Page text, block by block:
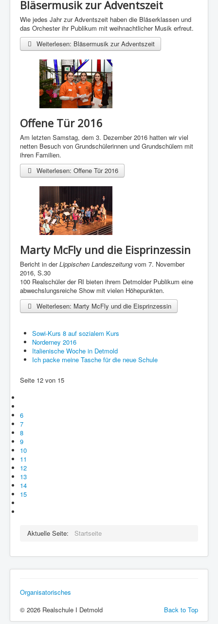
Bläsermusik zur Adventszeit
Wie jedes Jahr zur Adventszeit haben die Bläserklassen und
das Orchester ihr Publikum mit weihnachtlicher Musik erfreut.
Weiterlesen: Bläsermusik zur Adventszeit
Offene Tür 2016
Am letzten Samstag, dem 3. Dezember 2016 hatten wir viel
netten Besuch von Grundschülerinnen und Grundschülern mit
ihren Familien.
Weiterlesen: Offene Tür 2016
Marty McFly und die Eisprinzessin
Bericht in derLippischen Landeszeitung vom 7. November
2016, S.30
100 Realschüler der RI bieten ihrem Detmolder Publikum eine
abwechslungsreiche Show mit vielen Höhepunkten.
Weiterlesen: Marty McFly und die Eisprinzessin
Sowi-Kurs 8 auf sozialem Kurs
Norderney 2016
Italienische Woche in Detmold
Ich packe meine Tasche für die neue Schule
Seite 12 von 15
6
7
8
9
10
11
12
13
14
15
Aktuelle Seite: Startseite
Organisatorisches
Back to Top
© 2026 Realschule I Detmold